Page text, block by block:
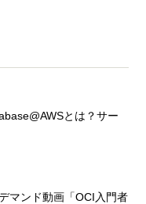
とは？サー
マンド動画「OCI入門者